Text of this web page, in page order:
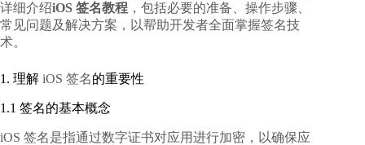
详细介绍iOS 签名教程 ，包括必要的准备、操作步骤、
常见问题及解决方案，以帮助开发者全面掌握签名技
术。
1. 理解 iOS 签名的重要性
1.1 签名的基本概念
iOS 签名是指通过数字证书对应用进行加密，以确保应